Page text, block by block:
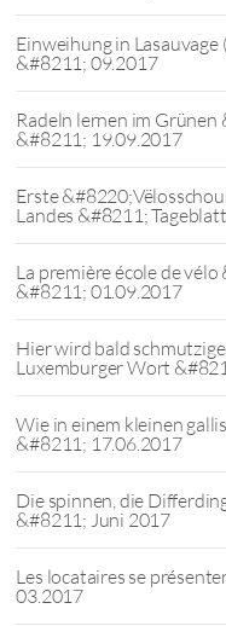
Einweihung in
&#8211; 09.2017
Radeln lernen im
&#8211; 19.09.2017
Erste
Landes &#8211;
La première école de
&#8211; 01.09.2017
Hier wird bald
Luxemburger Wort
Wie in einem kleinen
&#8211; 17.06.2017
Die spinnen, die
&#8211; Juni 2017
Les locataires se
03.2017